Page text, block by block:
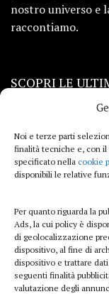
Noi e terze parti
finalità tecniche e, con
specificato nella cookie
disponibili le relative
Per quanto riguarda la
Ads, la cui policy è
di geolocalizzazione
dispositivo, al fine di
dispositivo e trattare
seguenti finalità
valutazione degli
nostro universo e
raccontiamo.
SCOPRI LE
Viaggi
Beauty e benessere
Curiosità
Lifestyle
Sport